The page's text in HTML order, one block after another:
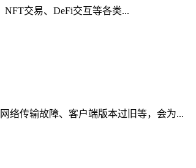
交易、DeFi交互等各类...
络传输故障、客户端版本过旧等，会为...